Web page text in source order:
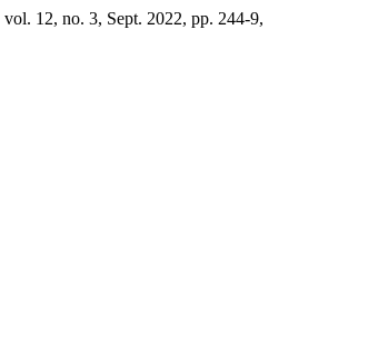
vol. 12, no. 3, Sept. 2022, pp. 244-9,